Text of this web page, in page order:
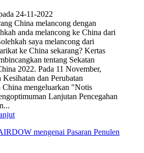
24-11-2022
China melancong dengan
anda melancong ke China dari
saya melancong dari
ke China sekarang? Kertas
tentang Sekatan
2022. Pada 11 November,
Kesihatan dan Perubatan
China mengeluarkan "Notis
Lanjutan Pencegahan